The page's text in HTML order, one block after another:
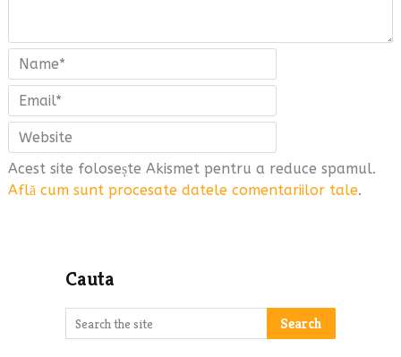
Acest site folosește Akismet pentru a reduce spamul.
Află cum sunt procesate datele comentariilor tale.
Cauta
Search